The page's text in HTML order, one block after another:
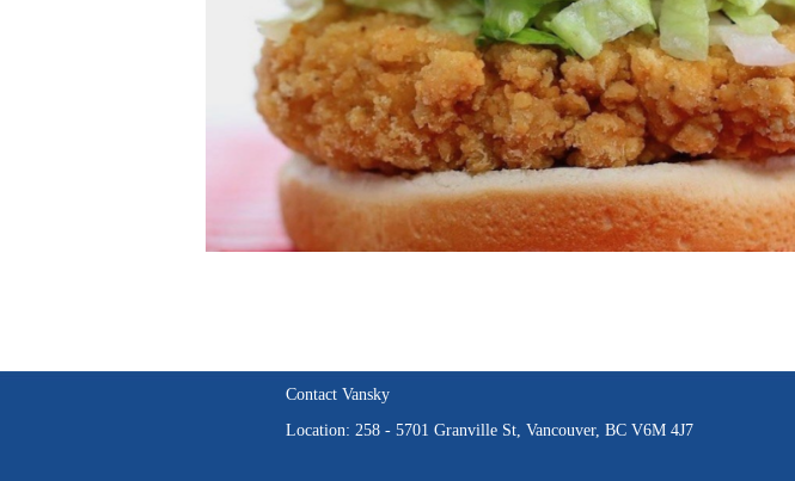
Contact Vansky
Location: 258 - 5701 Granville St, Vancouver, BC V6M 4J7